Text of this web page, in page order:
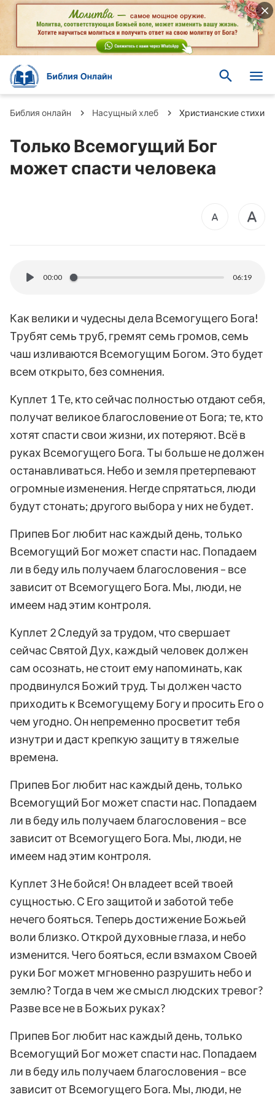
Библия онлайн Насущный хлеб Христианские стихи
Только Всемогущий Бог
может спасти человека
00:00 06:19
Как велики и чудесны дела Всемогущего Бога!
Трубят семь труб, гремят семь громов, семь
чаш изливаются Всемогущим Богом. Это будет
всем открыто, без сомнения.
Куплет 1 Те, кто сейчас полностью отдают себя,
получат великое благословение от Бога; те, кто
хотят спасти свои жизни, их потеряют. Всё в
руках Всемогущего Бога. Ты больше не должен
останавливаться. Небо и земля претерпевают
огромные изменения. Негде спрятаться, люди
будут стонать; другого выбора у них не будет.
Припев Бог любит нас каждый день, только
Всемогущий Бог может спасти нас. Попадаем
ли в беду иль получаем благословения – все
зависит от Всемогущего Бога. Мы, люди, не
имеем над этим контроля.
Куплет 2 Следуй за трудом, что свершает
сейчас Святой Дух, каждый человек должен
сам осознать, не стоит ему напоминать, как
продвинулся Божий труд. Ты должен часто
приходить к Всемогущему Богу и просить Его о
чем угодно. Он непременно просветит тебя
изнутри и даст крепкую защиту в тяжелые
времена.
Припев Бог любит нас каждый день, только
Всемогущий Бог может спасти нас. Попадаем
ли в беду иль получаем благословения – все
зависит от Всемогущего Бога. Мы, люди, не
имеем над этим контроля.
Куплет 3 Не бойся! Он владеет всей твоей
сущностью. С Его защитой и заботой тебе
нечего бояться. Теперь достижение Божьей
воли близко. Открой духовные глаза, и небо
изменится. Чего бояться, если взмахом Своей
руки Бог может мгновенно разрушить небо и
землю? Тогда в чем же смысл людских тревог?
Разве все не в Божьих руках?
Припев Бог любит нас каждый день, только
Всемогущий Бог может спасти нас. Попадаем
ли в беду иль получаем благословения – все
зависит от Всемогущего Бога. Мы, люди, не